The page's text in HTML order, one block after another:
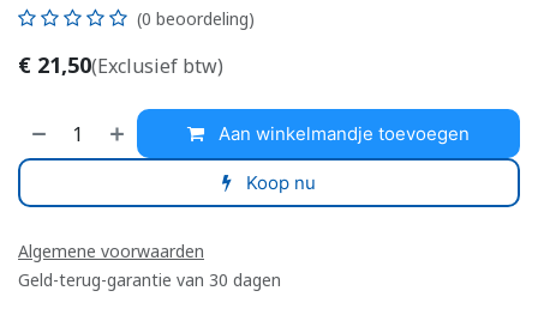
(0 beoordeling)
€ 21,50(Exclusief btw)
Aan winkelmandje toevoegen
Koop nu
Algemene voorwaarden
Geld-terug-garantie van 30 dagen